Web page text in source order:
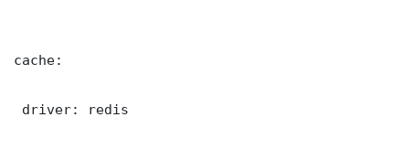
cache:
driver: redis